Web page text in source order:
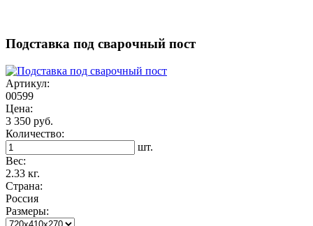
Подставка под сварочный пост
Артикул:
00599
Цена:
3 350 руб.
Количество:
шт.
Вес:
2.33 кг.
Страна:
Россия
Размеры: